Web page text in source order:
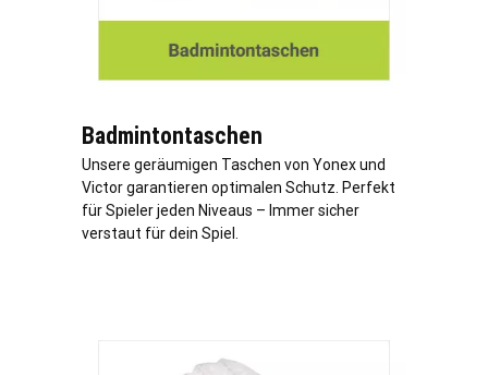
Badmintontaschen
Unsere geräumigen Taschen von Yonex und
Victor garantieren optimalen Schutz. Perfekt
für Spieler jeden Niveaus – Immer sicher
verstaut für dein Spiel.